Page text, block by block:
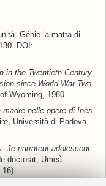
Génie la matta di
DOI:
in the Twentieth Century
since World War Two
Wyoming, 1980.
nelle opere di Inès
Università di Padova,
Je narrateur adolescent
doctorat, Umeå